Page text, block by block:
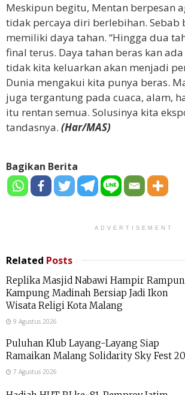
Meskipun begitu, Mentan berpesan
tidak percaya diri berlebihan. Sebab
memiliki daya tahan. “Hingga dua
final terus. Daya tahan beras kan
tidak kita keluarkan akan menjadi
Dunia mengakui kita punya beras.
juga tergantung pada cuaca, alam,
itu rentan semua. Solusinya kita
tandasnya. (Har/MAS)
Bagikan Berita
ADVERTISEMENT
Related Posts
Replika Masjid Nabawi Hampir
Kampung Madinah Bersiap Jadi Ikon
Wisata Religi Kota Malang
9 Agustus 2026
Puluhan Klub Layang-Layang Siap
Ramaikan Malang Solidarity Sky Fest
7 Agustus 2026